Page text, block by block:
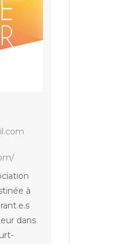
à
dans